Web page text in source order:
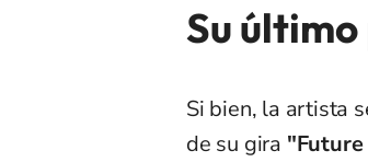
Su
Si bien, la artista
de su gira